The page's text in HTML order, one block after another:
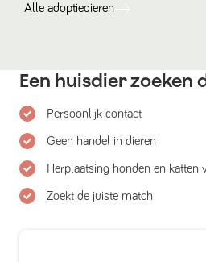
Alle adoptiedieren
Een huisdier zoeken
Persoonlijk contact
Geen handel in dieren
Herplaatsing honden en katten
Zoekt de juiste match